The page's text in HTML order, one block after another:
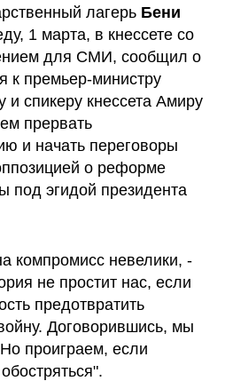
лагерь Бени
1 марта, в кнессете со
для СМИ, сообщил о
к премьер-министру
и спикеру кнессета Амиру
прервать
и начать переговоры
о реформе
под эгидой президента
компромисс невелики, -
не простит нас, если
предотвратить
Договорившись, мы
проиграем, если